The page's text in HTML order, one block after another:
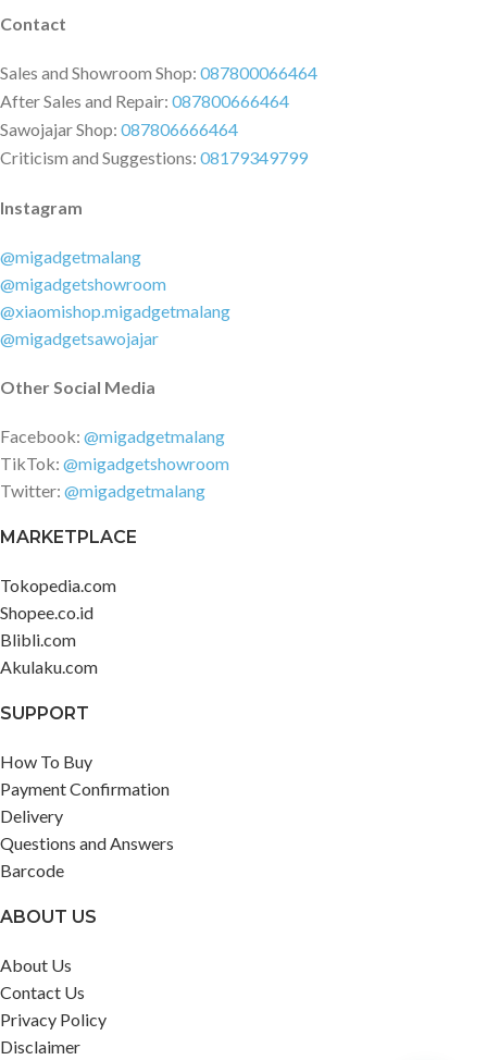
Contact
Sales and Showroom Shop: 087800066464
After Sales and Repair: 087800666464
Sawojajar Shop: 087806666464
Criticism and Suggestions: 08179349799
Instagram
@migadgetmalang
@migadgetshowroom
@xiaomishop.migadgetmalang
@migadgetsawojajar
Other Social Media
Facebook: @migadgetmalang
TikTok: @migadgetshowroom
Twitter: @migadgetmalang
MARKETPLACE
Tokopedia.com
Shopee.co.id
Blibli.com
Akulaku.com
SUPPORT
How To Buy
Payment Confirmation
Delivery
Questions and Answers
Barcode
ABOUT US
About Us
Contact Us
Privacy Policy
Disclaimer